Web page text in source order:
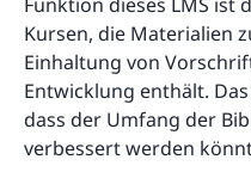
Kursen, die Materialien
Einhaltung von
Entwicklung enthält.
dass der Umfang der
verbessert werden